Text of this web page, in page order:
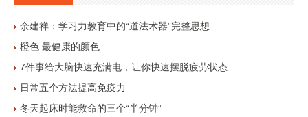
余建祥：学习力教育中的“道法术器”完整思想
橙色 最健康的颜色
7件事给大脑快速充满电，让你快速摆脱疲劳状态
日常五个方法提高免疫力
冬天起床时能救命的三个“半分钟”